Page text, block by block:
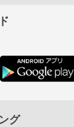
グ